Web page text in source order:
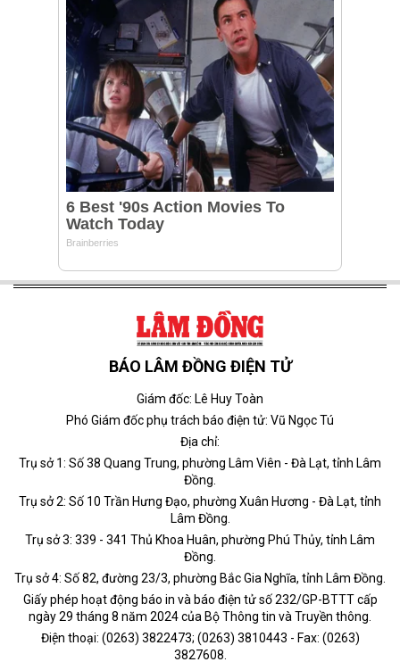
BÁO LÂM ĐỒNG ĐIỆN TỬ
Giám đốc: Lê Huy Toàn
Phó Giám đốc phụ trách báo điện tử: Vũ Ngọc Tú
Địa chỉ:
Trụ sở 1: Số 38 Quang Trung, phường Lâm Viên - Đà Lạt, tỉnh Lâm
Đồng.
Trụ sở 2: Số 10 Trần Hưng Đạo, phường Xuân Hương - Đà Lạt, tỉnh
Lâm Đồng.
Trụ sở 3: 339 - 341 Thủ Khoa Huân, phường Phú Thủy, tỉnh Lâm
Đồng.
Trụ sở 4: Số 82, đường 23/3, phường Bắc Gia Nghĩa, tỉnh Lâm Đồng.
Giấy phép hoạt động báo in và báo điện tử số 232/GP-BTTT cấp
ngày 29 tháng 8 năm 2024 của Bộ Thông tin và Truyền thông.
Điện thoại: (0263) 3822473; (0263) 3810443 - Fax: (0263)
3827608.